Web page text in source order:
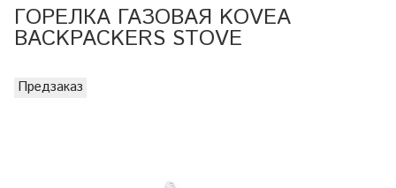
ГОРЕЛКА ГАЗОВАЯ KOVEA
BACKPACKERS STOVE
Предзаказ